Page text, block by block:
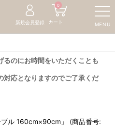
MENU
新規会員登録 カート
0
るのにお時間をいただくことも
対応となりますのでご了承くだ
ブル 160cm×90cm」 (商品番号: